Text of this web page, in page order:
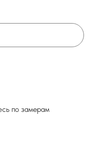
по замерам